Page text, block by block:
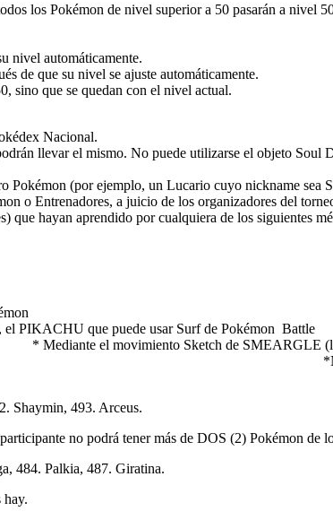
los Pokémon de nivel superior a 50 pasarán a nivel
nivel automáticamente.
que su nivel se ajuste automáticamente.
que se quedan con el nivel actual.
Nacional.
llevar el mismo. No puede utilizarse el objeto Soul
Pokémon (por ejemplo, un Lucario cuyo nickname sea
o Entrenadores, a juicio de los organizadores del
hayan aprendido por cualquiera de los siguientes
el PIKACHU que puede usar Surf de Pokémon Battle
(limitado a los
001 y 493) *No
Shaymin, 493. Arceus.
no podrá tener más de DOS (2) Pokémon de
484. Palkia, 487. Giratina.
hay.